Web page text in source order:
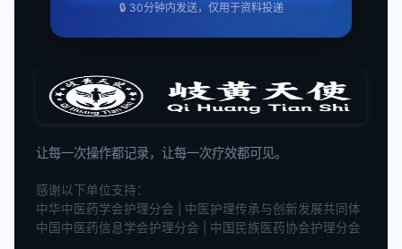
🔒 30分钟内发送，仅用于资料投递
让每一次操作都记录，让每一次疗效都可见。
感谢以下单位支持：
中华中医药学会护理分会 | 中医护理传承与创新发展共同体
中国中医药信息学会护理分会 | 中国民族医药协会护理分会